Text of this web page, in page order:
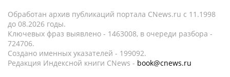
Обработан архив публикаций портала CNews.ru c 11.1998
до 08.2026 годы.
Ключевых фраз выявлено - 1463008, в очереди разбора -
724706.
Создано именных указателей - 199092.
Редакция Индексной книги CNews - book@cnews.ru